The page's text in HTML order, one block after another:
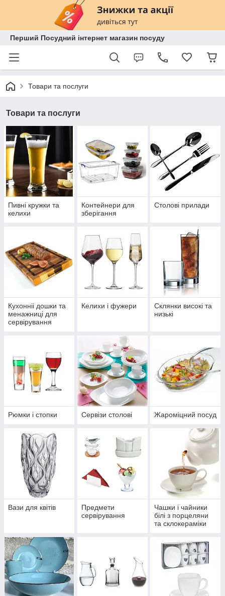
Перший Посудний інтернет магазин посуду
Товари та послуги
Товари та послуги
Пивні кружки та
келихи
Контейнери для
зберігання
Столові прилади
Кухонніі дошки та
менажниці для
сервірування
Келихи і фужери
Склянки високі та
низькі
Рюмки і стопки Сервізи столові Жароміцний посуд
Вази для квітів
Предмети
сервірування
Чашки і чайники
білі з порцеляни
та склокераміки